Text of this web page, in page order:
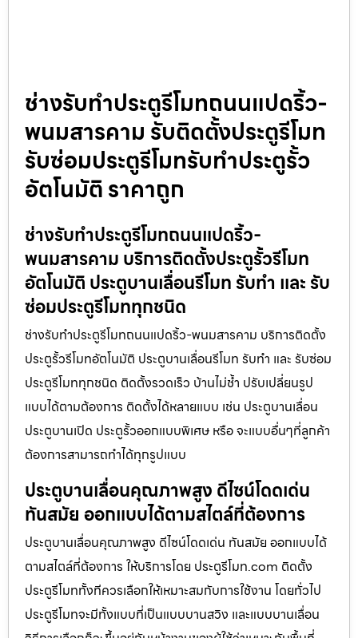
ช่างรับทำประตูรีโมทถนนแปดริ้ว-
พนมสารคาม รับติดตั้งประตูรีโมท
รับซ่อมประตูรีโมทรับทำประตูรั้ว
อัตโนมัติ ราคาถูก
ช่างรับทำประตูรีโมทถนนแปดริ้ว-
พนมสารคาม บริการติดตั้งประตูรั้วรีโมท
อัตโนมัติ ประตูบานเลื่อนรีโมท รับทำ และ รับ
ซ่อมประตูรีโมททุกชนิด
ช่างรับทำประตูรีโมทถนนแปดริ้ว-พนมสารคาม บริการติดตั้ง
ประตูรั้วรีโมทอัตโนมัติ ประตูบานเลื่อนรีโมท รับทำ และ รับซ่อม
ประตูรีโมททุกชนิด ติดตั้งรวดเร็ว บ้านไม่ช้ำ ปรับเปลี่ยนรูป
แบบได้ตามต้องการ ติดตั้งได้หลายแบบ เช่น ประตูบานเลื่อน
ประตูบานเปิด ประตูรั้วออกแบบพิเศษ หรือ จะแบบอื่นๆที่ลูกค้า
ต้องการสามารถทำได้ทุกรูปแบบ
ประตูบานเลื่อนคุณภาพสูง ดีไซน์โดดเด่น
ทันสมัย ออกแบบได้ตามสไตล์ที่ต้องการ
ประตูบานเลื่อนคุณภาพสูง ดีไซน์โดดเด่น ทันสมัย ออกแบบได้
ตามสไตล์ที่ต้องการ ให้บริการโดย ประตูรีโมท.com ติดตั้ง
ประตูรีโมททั้งทีควรเลือกให้เหมาะสมกับการใช้งาน โดยทั่วไป
ประตูรีโมทจะมีทั้งแบบที่เป็นแบบบานสวิง และแบบบานเลื่อน